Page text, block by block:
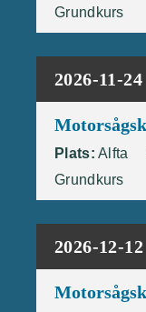
Grundkurs
2026-11-24
Plats: Alfta
Grundkurs
2026-12-12